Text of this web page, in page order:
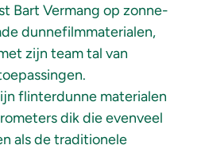
Bart Vermang op zonne-
dunnefilmmaterialen,
zijn team tal van
flinterdunne materialen
dik die evenveel
als de traditionele